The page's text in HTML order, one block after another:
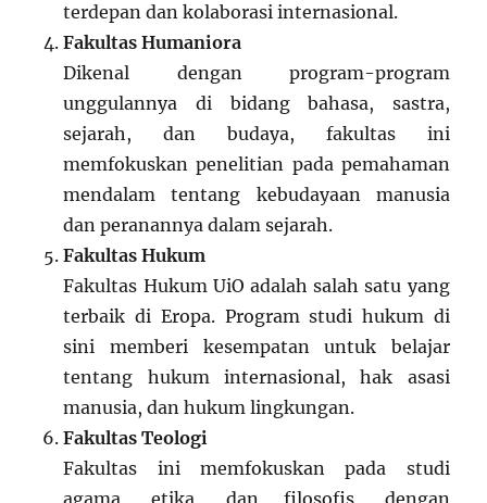
terdepan dan kolaborasi internasional.
Fakultas Humaniora
Dikenal dengan program-program
unggulannya di bidang bahasa, sastra,
sejarah, dan budaya, fakultas ini
memfokuskan penelitian pada pemahaman
mendalam tentang kebudayaan manusia
dan peranannya dalam sejarah.
Fakultas Hukum
Fakultas Hukum UiO adalah salah satu yang
terbaik di Eropa. Program studi hukum di
sini memberi kesempatan untuk belajar
tentang hukum internasional, hak asasi
manusia, dan hukum lingkungan.
Fakultas Teologi
Fakultas ini memfokuskan pada studi